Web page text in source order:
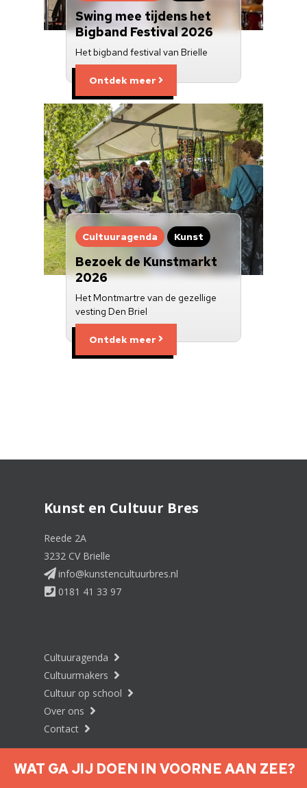
Swing mee tijdens het
Bigband Festival 2026
Het bigband festival van Brielle
Ontdek meer
Cultuuragenda Kunst
Bezoek de Kunstmarkt
2026
Het Montmartre van de gezellige
vesting Den Briel
Ontdek meer
Kunst en Cultuur Bres
Reede 2A
3232 CV Brielle
info@kunstencultuurbres.nl
0181 41 33 97
Cultuuragenda
Cultuurmakers
Cultuur op school
Over ons
Contact
WAT GA JIJ DOEN IN VOORNE AAN ZEE?